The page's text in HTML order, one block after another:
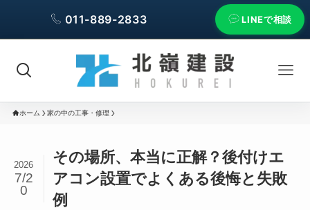
011-889-2833 LINEで相談
ホーム 家の中の工事・修理
その場所、本当に正解？後付けエ
アコン設置でよくある後悔と失敗
例
2026
7/2
0